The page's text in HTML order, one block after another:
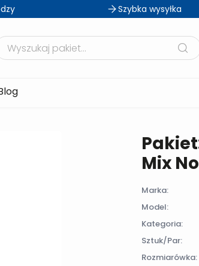
Szybka wysyłka
Szukaj produktów
Mix
Marka:
Model:
Kategoria:
Sztuk/Par:
Rozmiarówka: